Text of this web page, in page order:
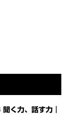
く力、話す力｜